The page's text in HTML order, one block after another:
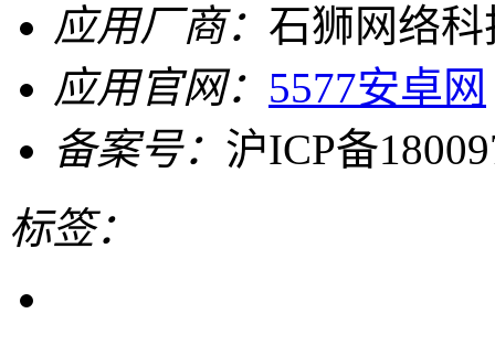
应用厂商： 石狮网络
应用官网： 5577安卓网
备案号： 沪ICP备
标签：